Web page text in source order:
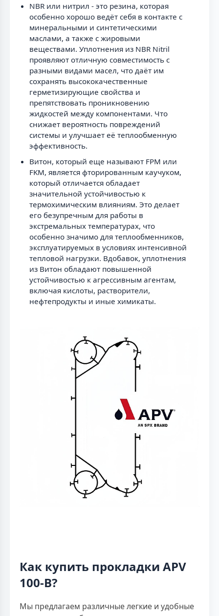
NBR или нитрил - это резина, которая
особенно хорошо ведёт себя в контакте с
минеральными и синтетическими
маслами, а также с жировыми
веществами. Уплотнения из NBR Nitril
проявляют отличную совместимость с
разными видами масел, что даёт им
сохранять высококачественные
герметизирующие свойства и
препятствовать проникновению
жидкостей между компонентами. Что
снижает вероятность повреждений
системы и улучшает её теплообменную
эффективность.
Витон, который еще называют FPM или
FKM, является фторированным каучуком,
который отличается обладает
значительной устойчивостью к
термохимическим влияниям. Это делает
его безупречным для работы в
экстремальных температурах, что
особенно значимо для теплообменников,
эксплуатируемых в условиях интенсивной
тепловой нагрузки. Вдобавок, уплотнения
из Витон обладают повышенной
устойчивостью к агрессивным агентам,
включая кислоты, растворители,
нефтепродукты и иные химикаты.
Как купить прокладки APV
100-B?
Мы предлагаем различные легкие и удобные